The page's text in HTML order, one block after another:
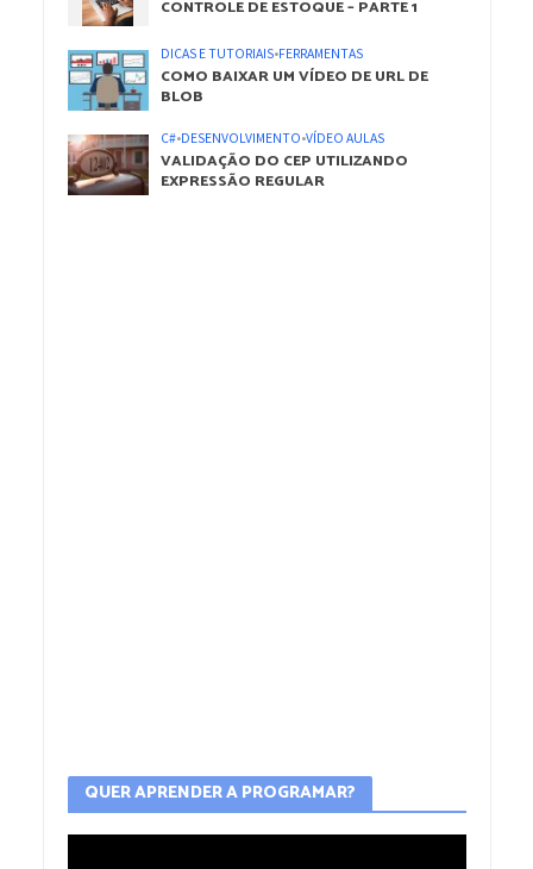
CONTROLE DE ESTOQUE – PARTE 1
DICAS E TUTORIAIS•FERRAMENTAS
COMO BAIXAR UM VÍDEO DE URL DE
BLOB
C#•DESENVOLVIMENTO•VÍDEO AULAS
VALIDAÇÃO DO CEP UTILIZANDO
EXPRESSÃO REGULAR
QUER APRENDER A PROGRAMAR?